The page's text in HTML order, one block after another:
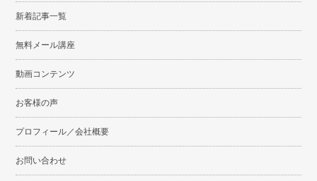
新着記事一覧
無料メール講座
動画コンテンツ
お客様の声
プロフィール／会社概要
お問い合わせ